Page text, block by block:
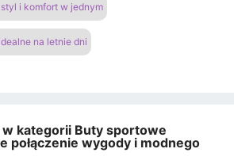
i komfort w jednym
na letnie dni
w kategorii Buty sportowe
połączenie wygody i modnego